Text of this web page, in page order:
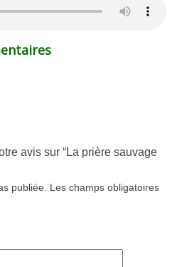
avis sur “La prière sauvage
publiée. Les champs obligatoires